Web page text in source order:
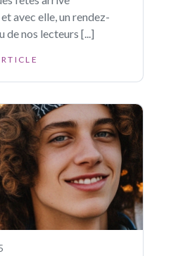
avec elle, un rendez-
de nos lecteurs [...]